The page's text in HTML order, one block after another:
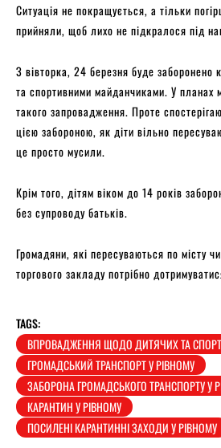
Ситуація не покращується, а тільки
прийняли, щоб лихо не підкралося під
З вівторка, 24 березня буде заборонено
та спортивними майданчиками. У планах
такого запровадження. Проте
цією забороною, як діти вільно
це просто мусили.
Крім того, дітям віком до 14 років
без супроводу батьків.
Громадяни, які пересуваються по місту
торгового закладу потрібно
TAGS:
ВПРОВАДЖЕННЯ ЩОДО ДИТЯЧИХ ТА
ГРОМАДСЬКИЙ ТРАНСПОРТ У РІВНОМУ
ЗАБОРОНА ГРОМАДСЬКОГО ТРАНСПОРТУ У
КАРАНТИН У РІВНОМУ
ПОСИЛЕНІ КАРАНТИННІ ЗАХОДИ У РІВНОМУ